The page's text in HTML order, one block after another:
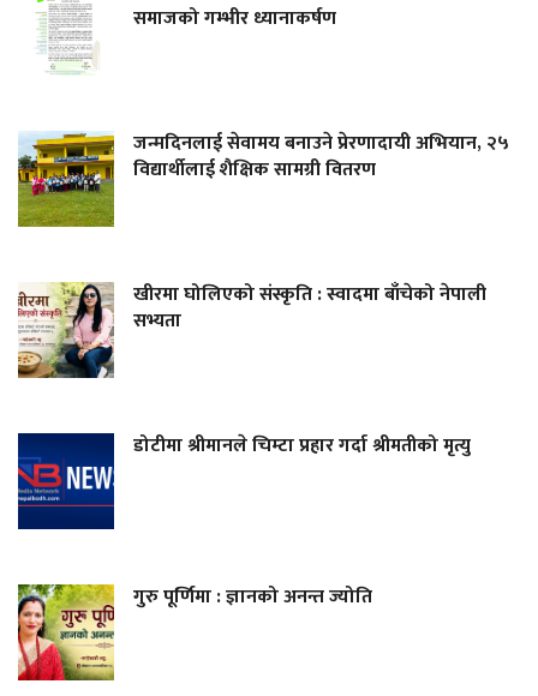
समाजको गम्भीर ध्यानाकर्षण
जन्मदिनलाई सेवामय बनाउने प्रेरणादायी अभियान, २५
विद्यार्थीलाई शैक्षिक सामग्री वितरण
खीरमा घोलिएको संस्कृति : स्वादमा बाँचेको नेपाली
सभ्यता
डोटीमा श्रीमानले चिम्टा प्रहार गर्दा श्रीमतीको मृत्यु
गुरु पूर्णिमा : ज्ञानको अनन्त ज्योति